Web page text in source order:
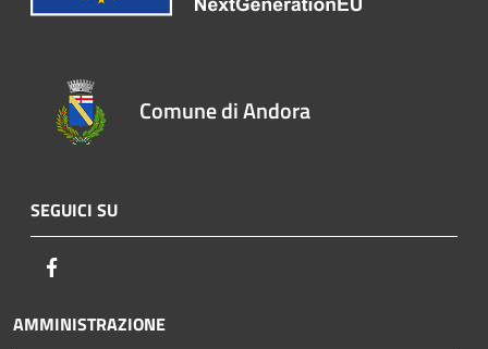
Comune di Andora
SEGUICI SU
AMMINISTRAZIONE